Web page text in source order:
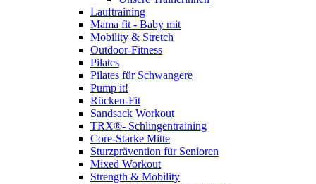
Lauftraining
Mama fit - Baby mit
Mobility & Stretch
Outdoor-Fitness
Pilates
Pilates für Schwangere
Pump it!
Rücken-Fit
Sandsack Workout
TRX®- Schlingentraining
Core-Starke Mitte
Sturzprävention für Senioren
Mixed Workout
Strength & Mobility